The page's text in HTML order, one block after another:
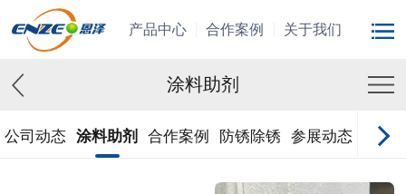
产品中心 合作案例 关于我们
涂料助剂
公司动态 涂料助剂 合作案例 防锈除锈 参展动态